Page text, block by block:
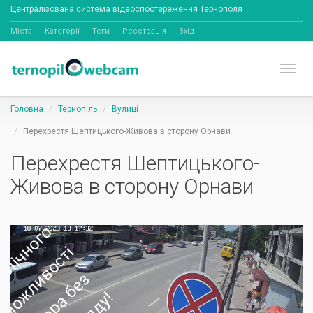
Централізована система відеоспостереження Тернополя
Міста Категорії Теги Реєстрація Вхід
Головна Тернопіль Вулиці
Перехрестя Шептицького-Живова в сторону Орнави
Перехрестя Шептицького-
Живова в сторону Орнави